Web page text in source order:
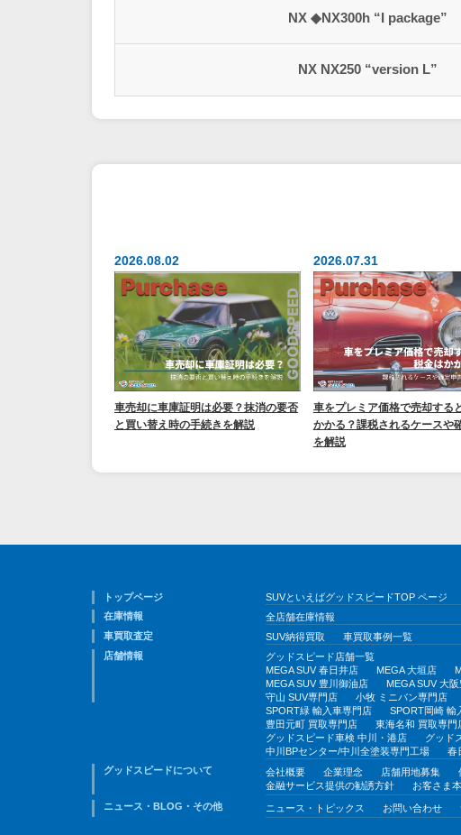
NX ◆NX300h “I package”
NX NX250 “version L”
2026.08.02
車売却に車庫証明は必要？抹消の要否
と買い替え時の手続きを解説
2026.07.31
車をプレミア価格で売却する
かかる？課税されるケースや
を解説
トップページ
SUVといえばグッドスピードTOP ページ
在庫情報
全店舗在庫情報
車買取査定
SUV納得買取
車買取事例一覧
店舗情報
グッドスピード店舗一覧
MEGA SUV 春日井店
MEGA 大垣店
MEGA SUV 豊川御油店
MEGA SUV 大
守山 SUV専門店
小牧 ミニバン専門店
SPORT緑 輸入車専門店
SPORT岡崎 輸
豊田元町 買取専門店
東海名和 買取専門
グッドスピード車検 中川・港店
グッド
中川BPセンター/中川全塗装専門工場
春
グッドスピードについて
会社概要 企業理念 店舗用地募集
金融サービス提供の勧誘方針
お客さま
ニュース・BLOG・その他
ニュース・トピックス お問い合わせ